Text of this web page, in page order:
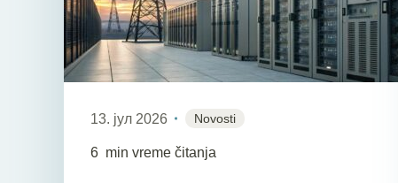
13. јул 2026 Novosti
6 min vreme čitanja